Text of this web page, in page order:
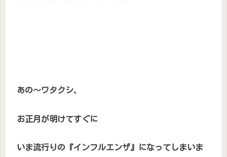
あの〜ワタクシ、
お正月が明けてすぐに
いま流行りの『インフルエンザ』になってしまいま